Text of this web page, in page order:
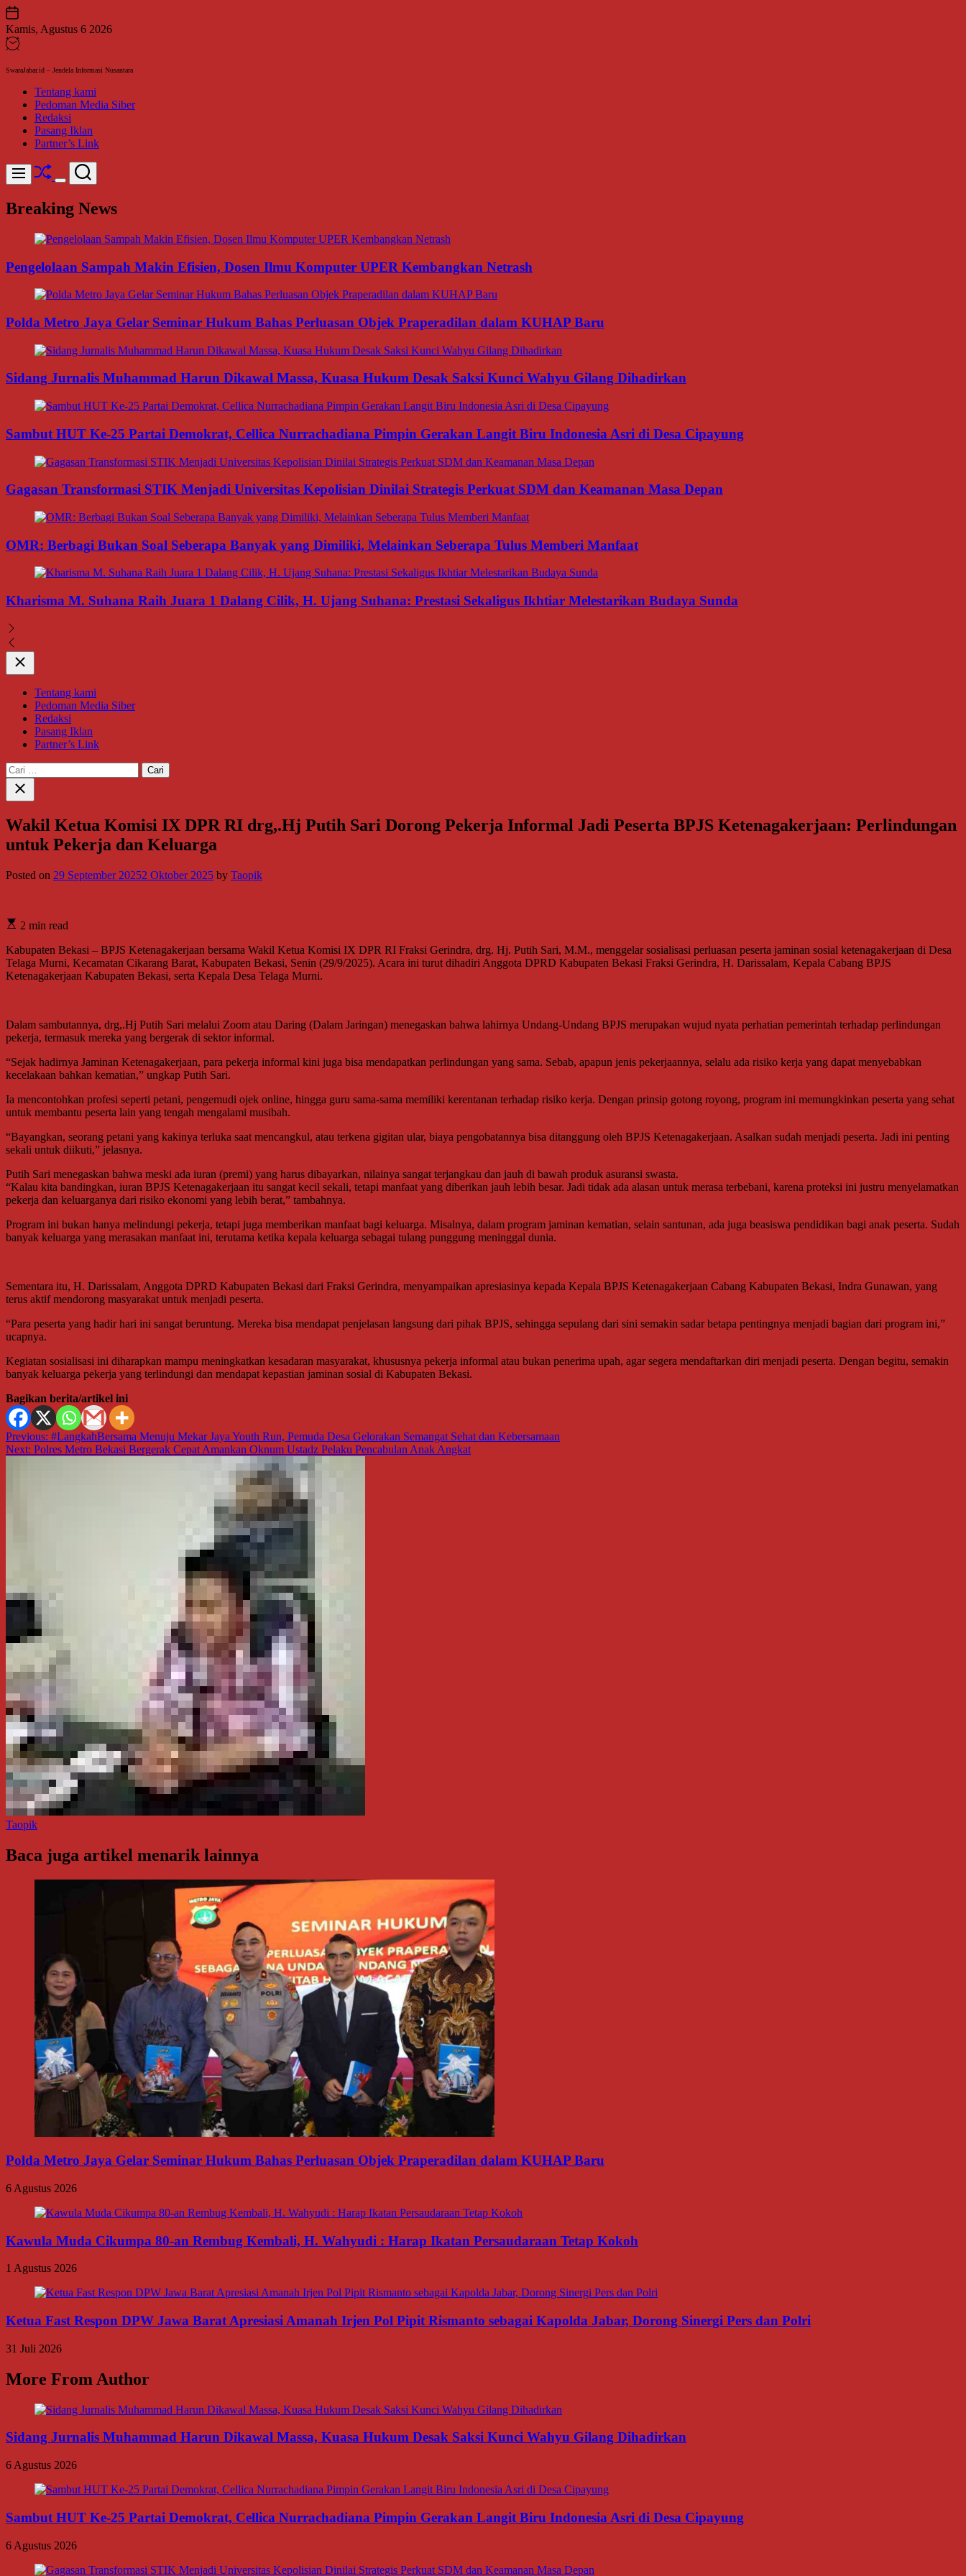
Skip
to
content
Kamis, Agustus 6 2026
SwaraJabar.id – Jendela Informasi Nusantara
Tentang kami
Pedoman Media Siber
Redaksi
Pasang Iklan
Partner’s Link
Menu Shuffle
Switch
mode
Search
Breaking News
Pengelolaan Sampah Makin Efisien, Dosen Ilmu Komputer UPER Kembangkan Netrash
Polda Metro Jaya Gelar Seminar Hukum Bahas Perluasan Objek Praperadilan dalam KUHAP Baru
Sidang Jurnalis Muhammad Harun Dikawal Massa, Kuasa Hukum Desak Saksi Kunci Wahyu Gilang Dihadirkan
Sambut HUT Ke-25 Partai Demokrat, Cellica Nurrachadiana Pimpin Gerakan Langit Biru Indonesia Asri di Desa Cipayung
Gagasan Transformasi STIK Menjadi Universitas Kepolisian Dinilai Strategis Perkuat SDM dan Keamanan Masa Depan
OMR: Berbagi Bukan Soal Seberapa Banyak yang Dimiliki, Melainkan Seberapa Tulus Memberi Manfaat
Kharisma M. Suhana Raih Juara 1 Dalang Cilik, H. Ujang Suhana: Prestasi Sekaligus Ikhtiar Melestarikan Budaya Sunda
Close
Tentang kami
Pedoman Media Siber
Redaksi
Pasang Iklan
Partner’s Link
Cari
untuk:
Close
search
Wakil Ketua Komisi IX DPR RI drg,.Hj Putih Sari Dorong Pekerja Informal Jadi Peserta BPJS Ketenagakerjaan: Perlindungan
untuk Pekerja dan Keluarga
Posted on 29 September 20252 Oktober 2025 by Taopik
2 min read
Kabupaten Bekasi – BPJS Ketenagakerjaan bersama Wakil Ketua Komisi IX DPR RI Fraksi Gerindra, drg. Hj. Putih Sari, M.M., menggelar sosialisasi perluasan peserta jaminan sosial ketenagakerjaan di Desa
Telaga Murni, Kecamatan Cikarang Barat, Kabupaten Bekasi, Senin (29/9/2025). Acara ini turut dihadiri Anggota DPRD Kabupaten Bekasi Fraksi Gerindra, H. Darissalam, Kepala Cabang BPJS
Ketenagakerjaan Kabupaten Bekasi, serta Kepala Desa Telaga Murni.
Dalam sambutannya, drg,.Hj Putih Sari melalui Zoom atau Daring (Dalam Jaringan) menegaskan bahwa lahirnya Undang-Undang BPJS merupakan wujud nyata perhatian pemerintah terhadap perlindungan
pekerja, termasuk mereka yang bergerak di sektor informal.
“Sejak hadirnya Jaminan Ketenagakerjaan, para pekerja informal kini juga bisa mendapatkan perlindungan yang sama. Sebab, apapun jenis pekerjaannya, selalu ada risiko kerja yang dapat menyebabkan
kecelakaan bahkan kematian,” ungkap Putih Sari.
Ia mencontohkan profesi seperti petani, pengemudi ojek online, hingga guru sama-sama memiliki kerentanan terhadap risiko kerja. Dengan prinsip gotong royong, program ini memungkinkan peserta yang sehat
untuk membantu peserta lain yang tengah mengalami musibah.
“Bayangkan, seorang petani yang kakinya terluka saat mencangkul, atau terkena gigitan ular, biaya pengobatannya bisa ditanggung oleh BPJS Ketenagakerjaan. Asalkan sudah menjadi peserta. Jadi ini penting
sekali untuk diikuti,” jelasnya.
Putih Sari menegaskan bahwa meski ada iuran (premi) yang harus dibayarkan, nilainya sangat terjangkau dan jauh di bawah produk asuransi swasta.
“Kalau kita bandingkan, iuran BPJS Ketenagakerjaan itu sangat kecil sekali, tetapi manfaat yang diberikan jauh lebih besar. Jadi tidak ada alasan untuk merasa terbebani, karena proteksi ini justru menyelamatkan
pekerja dan keluarganya dari risiko ekonomi yang lebih berat,” tambahnya.
Program ini bukan hanya melindungi pekerja, tetapi juga memberikan manfaat bagi keluarga. Misalnya, dalam program jaminan kematian, selain santunan, ada juga beasiswa pendidikan bagi anak peserta. Sudah
banyak keluarga yang merasakan manfaat ini, terutama ketika kepala keluarga sebagai tulang punggung meninggal dunia.
Sementara itu, H. Darissalam, Anggota DPRD Kabupaten Bekasi dari Fraksi Gerindra, menyampaikan apresiasinya kepada Kepala BPJS Ketenagakerjaan Cabang Kabupaten Bekasi, Indra Gunawan, yang
terus aktif mendorong masyarakat untuk menjadi peserta.
“Para peserta yang hadir hari ini sangat beruntung. Mereka bisa mendapat penjelasan langsung dari pihak BPJS, sehingga sepulang dari sini semakin sadar betapa pentingnya menjadi bagian dari program ini,”
ucapnya.
Kegiatan sosialisasi ini diharapkan mampu meningkatkan kesadaran masyarakat, khususnya pekerja informal atau bukan penerima upah, agar segera mendaftarkan diri menjadi peserta. Dengan begitu, semakin
banyak keluarga pekerja yang terlindungi dan mendapat kepastian jaminan sosial di Kabupaten Bekasi.
Bagikan berita/artikel ini
Navigasi
pos
Previous: #LangkahBersama Menuju Mekar Jaya Youth Run, Pemuda Desa Gelorakan Semangat Sehat dan Kebersamaan
Next: Polres Metro Bekasi Bergerak Cepat Amankan Oknum Ustadz Pelaku Pencabulan Anak Angkat
Taopik
Baca juga artikel menarik lainnya
Polda Metro Jaya Gelar Seminar Hukum Bahas Perluasan Objek Praperadilan dalam KUHAP Baru
6 Agustus 2026
Kawula Muda Cikumpa 80-an Rembug Kembali, H. Wahyudi : Harap Ikatan Persaudaraan Tetap Kokoh
1 Agustus 2026
Ketua Fast Respon DPW Jawa Barat Apresiasi Amanah Irjen Pol Pipit Rismanto sebagai Kapolda Jabar, Dorong Sinergi Pers dan Polri
31 Juli 2026
More From Author
Sidang Jurnalis Muhammad Harun Dikawal Massa, Kuasa Hukum Desak Saksi Kunci Wahyu Gilang Dihadirkan
6 Agustus 2026
Sambut HUT Ke-25 Partai Demokrat, Cellica Nurrachadiana Pimpin Gerakan Langit Biru Indonesia Asri di Desa Cipayung
6 Agustus 2026